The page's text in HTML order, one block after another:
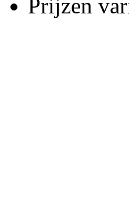
Prijzen